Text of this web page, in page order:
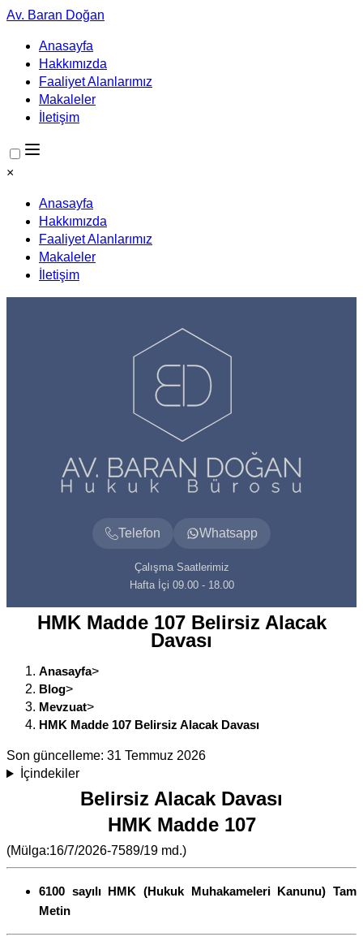
Av. Baran Doğan
Anasayfa
Hakkımızda
Faaliyet Alanlarımız
Makaleler
İletişim
×
Anasayfa
Hakkımızda
Faaliyet Alanlarımız
Makaleler
İletişim
Telefon Whatsapp
Çalışma Saatlerimiz
Hafta İçi 09.00 - 18.00
HMK Madde 107 Belirsiz Alacak
Davası
Anasayfa>
Blog>
Mevzuat>
HMK Madde 107 Belirsiz Alacak Davası
Son güncelleme: 31 Temmuz 2026
İçindekiler
Belirsiz Alacak Davası
HMK Madde 107
(Mülga:16/7/2026-7589/19 md.)
6100 sayılı HMK (Hukuk Muhakameleri Kanunu) Tam
Metin